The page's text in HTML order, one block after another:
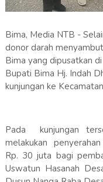
Bima, Media NTB -
donor darah
Bima yang dipusatkan
Bupati Bima Hj. Indah
kunjungan ke
Pada kunjungan
melakukan
Rp. 30 juta bagi
Uswatun Hasanah